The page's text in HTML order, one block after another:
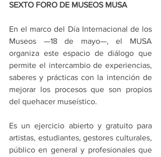
SEXTO FORO DE MUSEOS MUSA
En el marco del Día Internacional de los
Museos —18 de mayo—, el MUSA
organiza este espacio de diálogo que
permite el intercambio de experiencias,
saberes y prácticas con la intención de
mejorar los procesos que son propios
del quehacer museístico.
Es un ejercicio abierto y gratuito para
artistas, estudiantes, gestores culturales,
público en general y profesionales que